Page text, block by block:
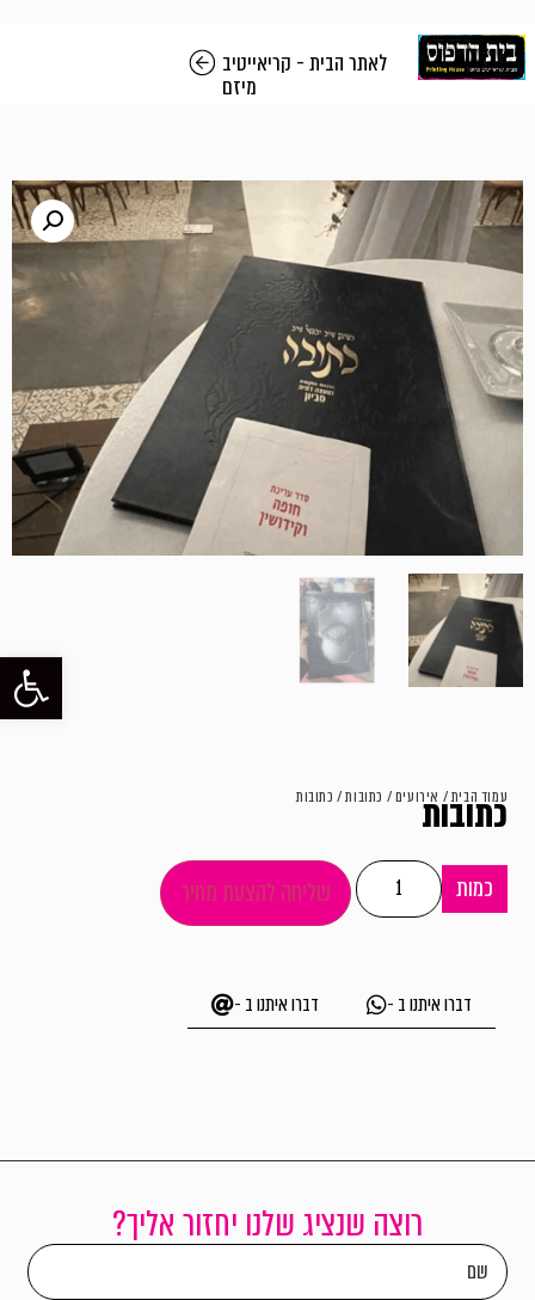
פתח
לאתר הבית - קריאייטיב
מיזם
כתובות
כמות שליחה להצעת מחיר
דברו איתנו ב - דברו איתנו ב -
עמוד הבית/ אירועים/ כתובות/ כתובות
רוצה שנציג שלנו יחזור אליך?